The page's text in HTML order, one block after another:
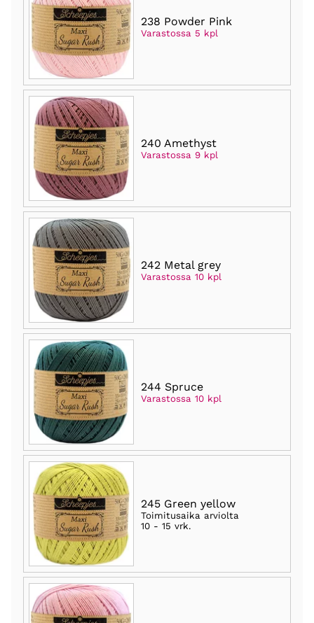
238 Powder Pink
Varastossa 5 kpl
240 Amethyst
Varastossa 9 kpl
242 Metal grey
Varastossa 10 kpl
244 Spruce
Varastossa 10 kpl
245 Green yellow
Toimitusaika arviolta
10 - 15 vrk.